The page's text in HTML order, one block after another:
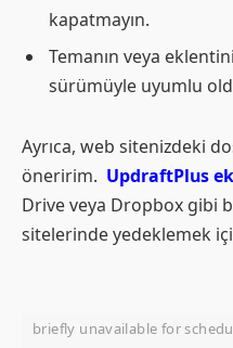
kapatmayın.
Temanın veya
sürümüyle uyumlu
Ayrıca, web sitenizdeki
öneririm. UpdraftPlus
Drive veya Dropbox gibi
sitelerinde yedeklemek
briefly unavailable for